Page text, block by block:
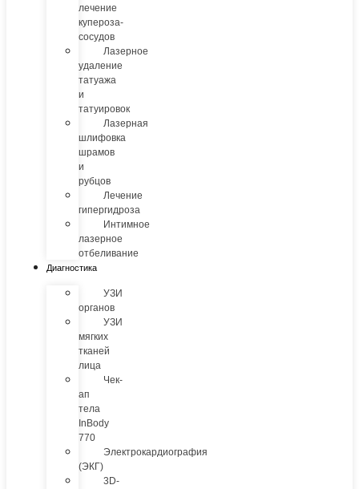
лечение
купероза-
сосудов
Лазерное
удаление
татуажа
и
татуировок
Лазерная
шлифовка
шрамов
и
рубцов
Лечение
гипергидроза
Интимное
лазерное
отбеливание
Диагностика
УЗИ
органов
УЗИ
мягких
тканей
лица
Чек-
ап
тела
InBody
770
Электрокардиография
(ЭКГ)
3D-